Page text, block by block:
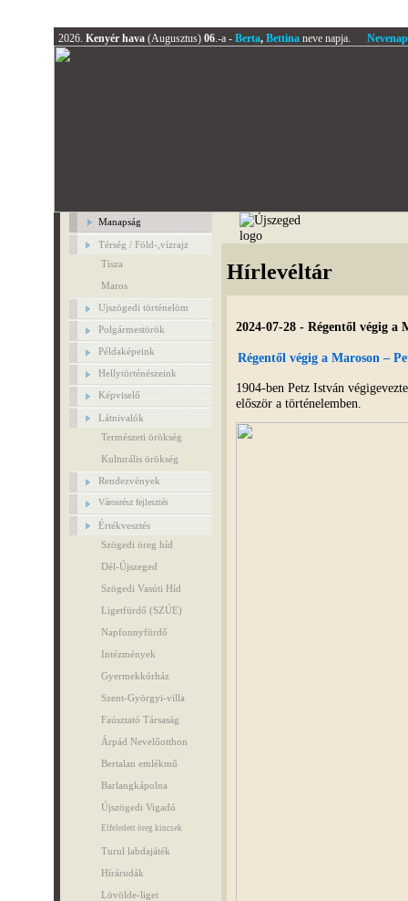
2026. Kenyér hava (Augusztus) 06.-a - Berta, Bettinaneve napja.
Manapság
Térség / Föld-,vízrajz
Tisza
Maros
Ujszögedi történelöm
Polgármestörök
Példaképeink
Hellytörténészeink
Képviselő
Látnivalók
Természeti örökség
Kulturális örökség
Rendezvények
Városrész fejlesztés
Értékvesztés
Szögedi öreg híd
Dél-Újszeged
Szögedi Vasúti Híd
Ligetfürdő (SZÚE)
Napfonnyfürdő
Intézmények
Gyermekkórház
Szent-Györgyi-villa
Faúsztató Társaság
Árpád Nevelőotthon
Bertalan emlékmű
Barlangkápolna
Újszögedi Vigadó
Elfeledett öreg kincsek
Turul labdajáték
Hírárudák
Lövölde-liget
Hírlevéltár
2024-07-28 - Régentől végig a
Régentől végig a Maroson –
1904-ben Petz István
először a történelemben.